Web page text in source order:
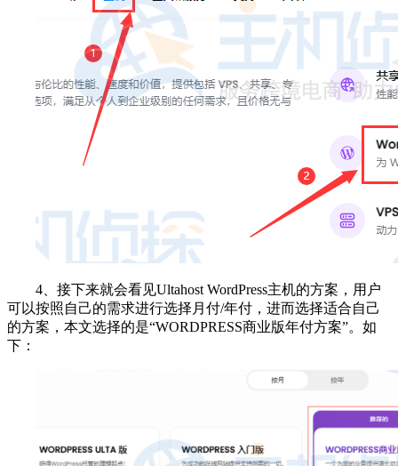
4、接下来就会看见Ultahost WordPress主机的方案，用户
可以按照自己的需求进行选择月付/年付，进而选择适合自己
的方案，本文选择的是“WORDPRESS商业版年付方案”。如
下：